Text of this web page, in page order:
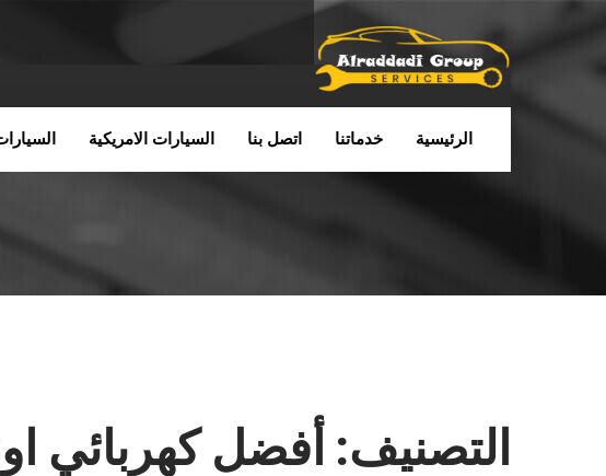
الرئيسية خدماتنا اتصل بنا السيارات الامريكية
التصنيف: أفضل كهربائي